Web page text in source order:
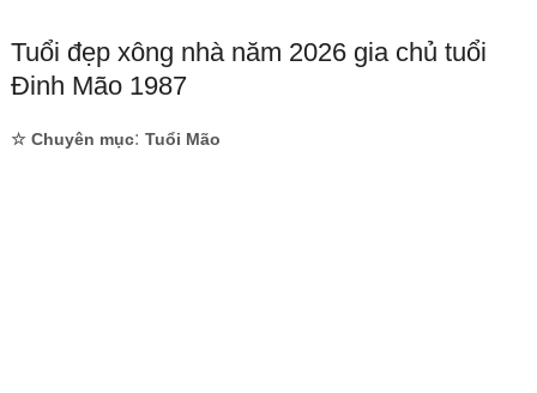
Tuổi đẹp xông nhà năm 2026 gia chủ tuổi
Đinh Mão 1987
☆ Chuyên mục: Tuổi Mão